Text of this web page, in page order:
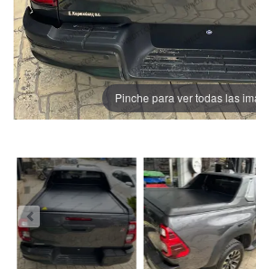
Pinche para ver todas las